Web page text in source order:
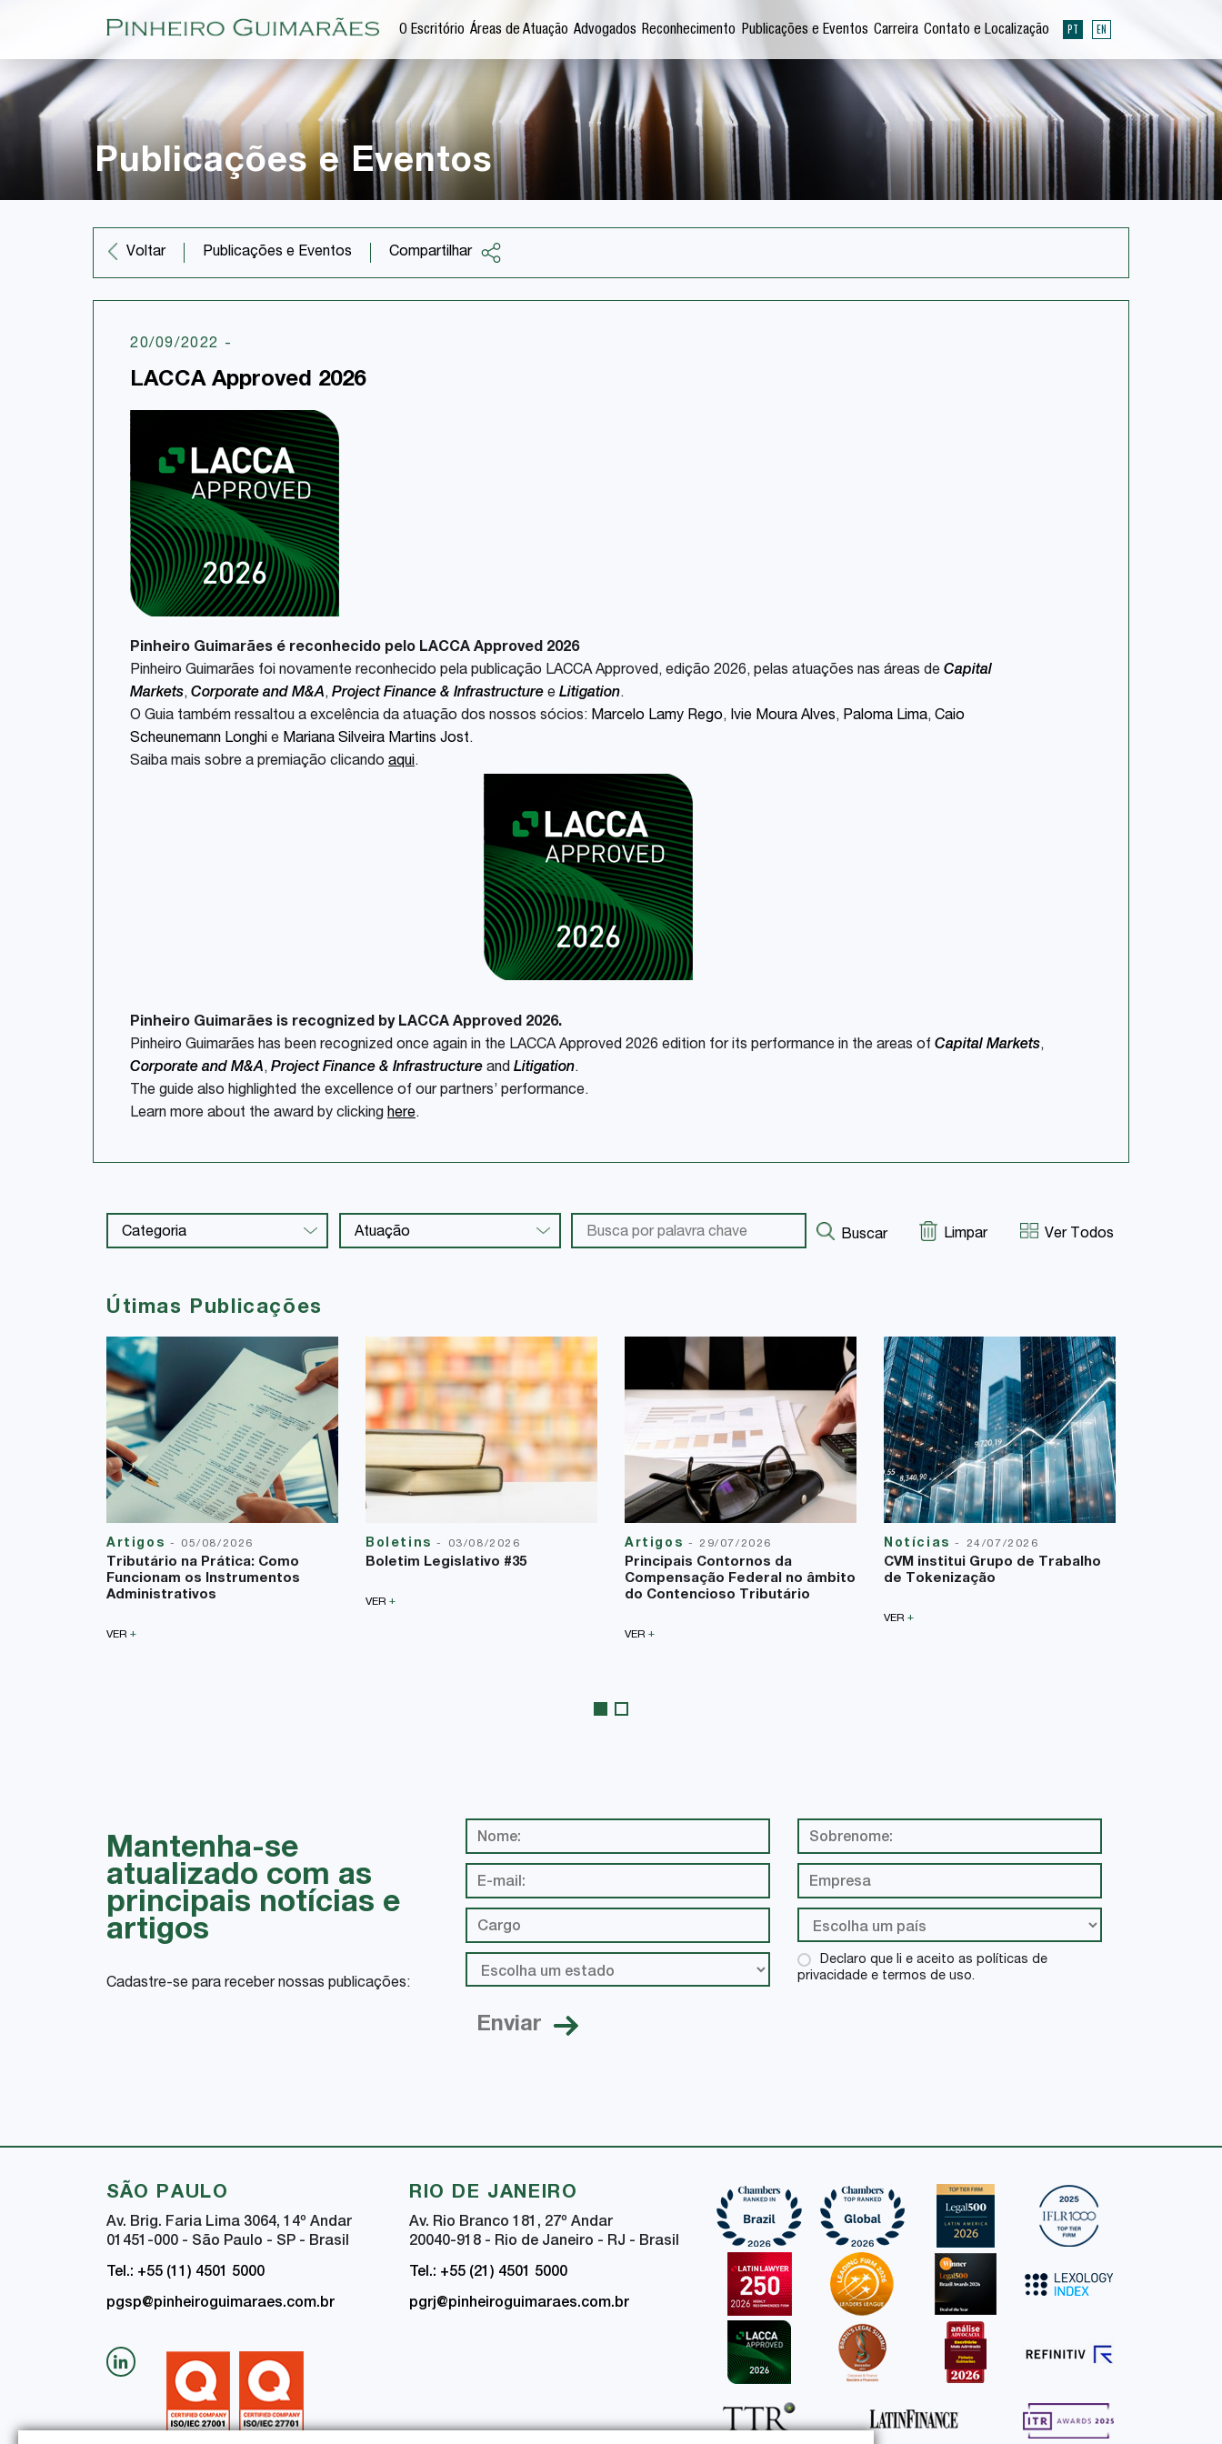
O Escritório Áreas de Atuação Advogados Reconhecimento Publicações e Eventos Carreira Contato e Localização PT EN
Publicações e Eventos
Voltar Publicações e Eventos Compartilhar
20/09/2022 -
LACCA Approved 2026
Pinheiro Guimarães é reconhecido pelo LACCA Approved 2026
Pinheiro Guimarães foi novamente reconhecido pela publicação LACCA Approved, edição 2026, pelas atuações nas áreas de Capital
Markets, Corporate and M&A, Project Finance & Infrastructure e Litigation.
O Guia também ressaltou a excelência da atuação dos nossos sócios: Marcelo Lamy Rego, Ivie Moura Alves, Paloma Lima, Caio
Scheunemann Longhi e Mariana Silveira Martins Jost.
Saiba mais sobre a premiação clicando aqui.
Pinheiro Guimarães is recognized by LACCA Approved 2026.
Pinheiro Guimarães has been recognized once again in the LACCA Approved 2026 edition for its performance in the areas of Capital Markets,
Corporate and M&A, Project Finance & Infrastructure and Litigation.
The guide also highlighted the excellence of our partners’ performance.
Learn more about the award by clicking here.
Buscar Limpar Ver Todos
Útimas Publicações
Artigos - 05/08/2026
Tributário na Prática: Como
Funcionam os Instrumentos
Administrativos
VER +
Boletins- 03/08/2026
Boletim Legislativo #35
VER +
Artigos - 29/07/2026
Principais Contornos da
Compensação Federal no âmbito
do Contencioso Tributário
VER +
Notícias- 24/07/2026
CVM institui Grupo de Trabalho
de Tokenização
VER +
Mantenha-se
atualizado com as
principais notícias e
artigos
Cadastre-se para receber nossas publicações:
Declaro que li e aceito as políticas de
privacidade e termos de uso.
SÃO PAULO
Av. Brig. Faria Lima 3064, 14º Andar
01451-000 - São Paulo - SP - Brasil
Tel.: +55 (11) 4501 5000
pgsp@pinheiroguimaraes.com.br
RIO DE JANEIRO
Av. Rio Branco 181, 27º Andar
20040-918 - Rio de Janeiro - RJ - Brasil
Tel.: +55 (21) 4501 5000
pgrj@pinheiroguimaraes.com.br